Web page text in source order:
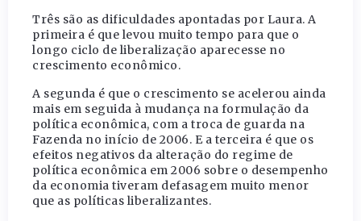
Três são as dificuldades apontadas por Laura. A
primeira é que levou muito tempo para que o
longo ciclo de liberalização aparecesse no
crescimento econômico.
A segunda é que o crescimento se acelerou ainda
mais em seguida à mudança na formulação da
política econômica, com a troca de guarda na
Fazenda no início de 2006. E a terceira é que os
efeitos negativos da alteração do regime de
política econômica em 2006 sobre o desempenho
da economia tiveram defasagem muito menor
que as políticas liberalizantes.